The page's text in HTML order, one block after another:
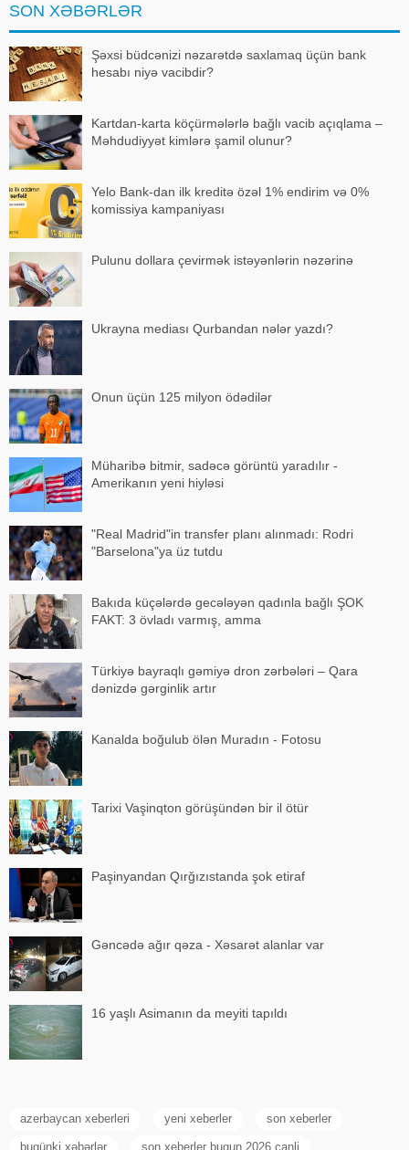
SON XƏBƏRLƏR
Şəxsi büdcənizi nəzarətdə saxlamaq üçün bank
hesabı niyə vacibdir?
Kartdan-karta köçürmələrlə bağlı vacib açıqlama –
Məhdudiyyət kimlərə şamil olunur?
Yelo Bank-dan ilk kreditə özəl 1% endirim və 0%
komissiya kampaniyası
Pulunu dollara çevirmək istəyənlərin nəzərinə
Ukrayna mediası Qurbandan nələr yazdı?
Onun üçün 125 milyon ödədilər
Müharibə bitmir, sadəcə görüntü yaradılır -
Amerikanın yeni hiyləsi
"Real Madrid"in transfer planı alınmadı: Rodri
"Barselona"ya üz tutdu
Bakıda küçələrdə gecələyən qadınla bağlı ŞOK
FAKT: 3 övladı varmış, amma
Türkiyə bayraqlı gəmiyə dron zərbələri – Qara
dənizdə gərginlik artır
Kanalda boğulub ölən Muradın - Fotosu
Tarixi Vaşinqton görüşündən bir il ötür
Paşinyandan Qırğızıstanda şok etiraf
Gəncədə ağır qəza - Xəsarət alanlar var
16 yaşlı Asimanın da meyiti tapıldı
azerbaycan xeberleri yeni xeberler son xeberler
bugünki xəbərlər son xeberler bugun 2026 canli